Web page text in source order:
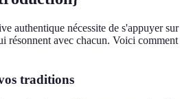
authentique nécessite de s'appuyer sur
résonnent avec chacun. Voici comment
traditions